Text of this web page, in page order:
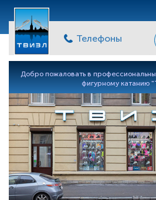
Телефоны
Добро пожаловать в
фигурному катанию